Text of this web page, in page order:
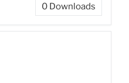
0 Downloads